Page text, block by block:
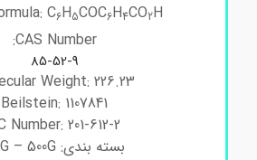
Formula: C6H5COC6H4CO
CAS Number:
85-52-9
Weight: 226.23
Beilstein: 1107841
EC Number: 201-612-2
بسته بندی: 25G – 500G